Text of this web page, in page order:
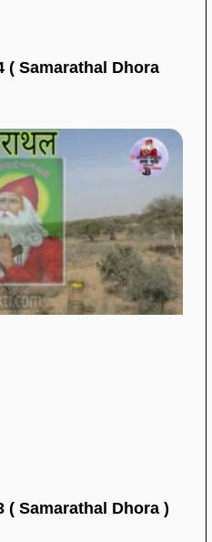
( Samarathal Dhora
( Samarathal Dhora )